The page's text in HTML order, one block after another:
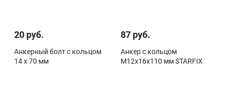
20 руб.
Анкерный болт с кольцом
14 х 70 мм
87 руб.
Анкер с кольцом
М12х16х110 мм STARFIX